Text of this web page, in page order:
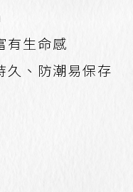
生命感
防潮易保存